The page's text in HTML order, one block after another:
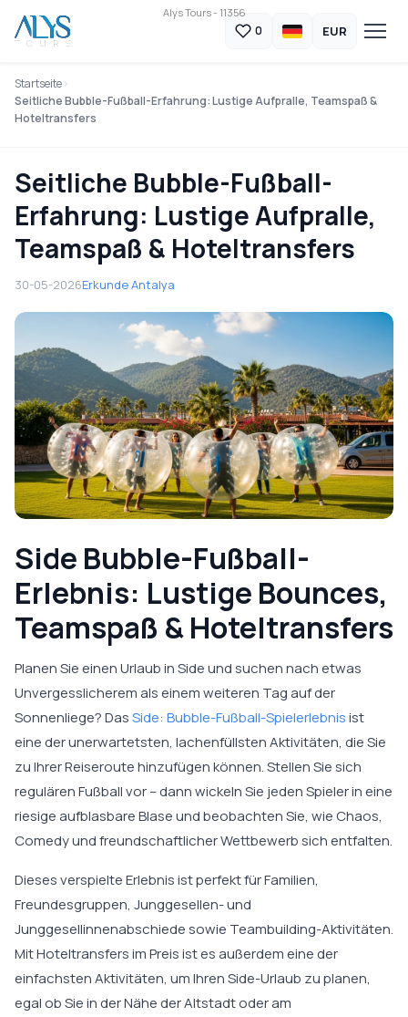
Alys Tours - 11356
0 EUR
Startseite
Seitliche Bubble-Fußball-Erfahrung: Lustige Aufpralle, Teamspaß &
Hoteltransfers
Seitliche Bubble-Fußball-
Erfahrung: Lustige Aufpralle,
Teamspaß & Hoteltransfers
30-05-2026Erkunde Antalya
Side Bubble-Fußball-
Erlebnis: Lustige Bounces,
Teamspaß & Hoteltransfers
Planen Sie einen Urlaub in Side und suchen nach etwas
Unvergesslicherem als einem weiteren Tag auf der
Sonnenliege? DasSide: Bubble-Fußball-Spielerlebnisist
eine der unerwartetsten, lachenfüllsten Aktivitäten, die Sie
zu Ihrer Reiseroute hinzufügen können. Stellen Sie sich
regulären Fußball vor – dann wickeln Sie jeden Spieler in eine
riesige aufblasbare Blase und beobachten Sie, wie Chaos,
Comedy und freundschaftlicher Wettbewerb sich entfalten.
Dieses verspielte Erlebnis ist perfekt für Familien,
Freundesgruppen, Junggesellen- und
Junggesellinnenabschiede sowie Teambuilding-Aktivitäten.
Mit Hoteltransfers im Preis ist es außerdem eine der
einfachsten Aktivitäten, um Ihren Side-Urlaub zu planen,
egal ob Sie in der Nähe der Altstadt oder am